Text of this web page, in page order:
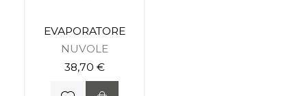
EVAPORATORE
NUVOLE
38,70 €